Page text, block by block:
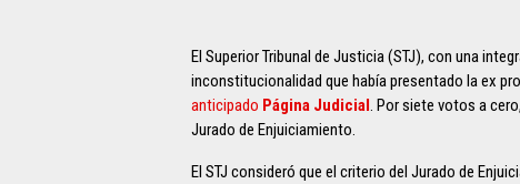
El Superior Tribunal de Justicia (STJ), con una
inconstitucionalidad que había presentado la ex
anticipado Página Judicial. Por siete votos a
Jurado de Enjuiciamiento.
El STJ consideró que el criterio del Jurado de